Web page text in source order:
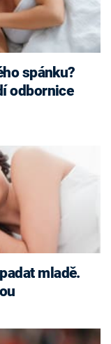
odbornice
mladě.